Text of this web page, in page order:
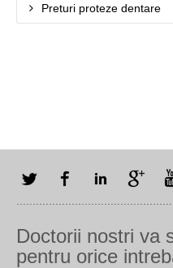
Preturi proteze dentare
Twitter FacebookLinkedIn
Doctorii nostri va
pentru orice